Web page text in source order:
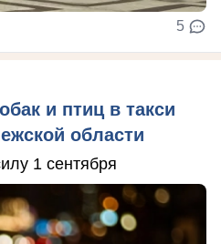
5
и птиц в такси
области
1 сентября